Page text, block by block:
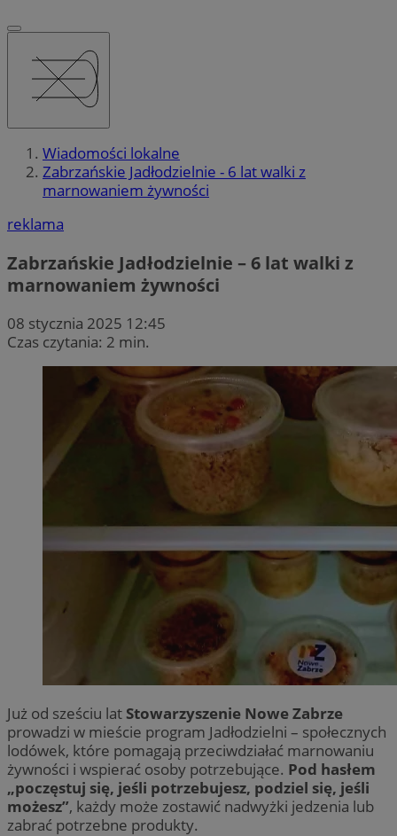
Wiadomości lokalne
Zabrzańskie Jadłodzielnie - 6 lat walki z
marnowaniem żywności
reklama
Zabrzańskie Jadłodzielnie – 6 lat walki z
marnowaniem żywności
08 stycznia 2025 12:45
Czas czytania: 2 min.
Już od sześciu lat Stowarzyszenie Nowe Zabrze
prowadzi w mieście program Jadłodzielni – społecznych
lodówek, które pomagają przeciwdziałać marnowaniu
żywności i wspierać osoby potrzebujące. Pod hasłem
„poczęstuj się, jeśli potrzebujesz, podziel się, jeśli
możesz”, każdy może zostawić nadwyżki jedzenia lub
zabrać potrzebne produkty.